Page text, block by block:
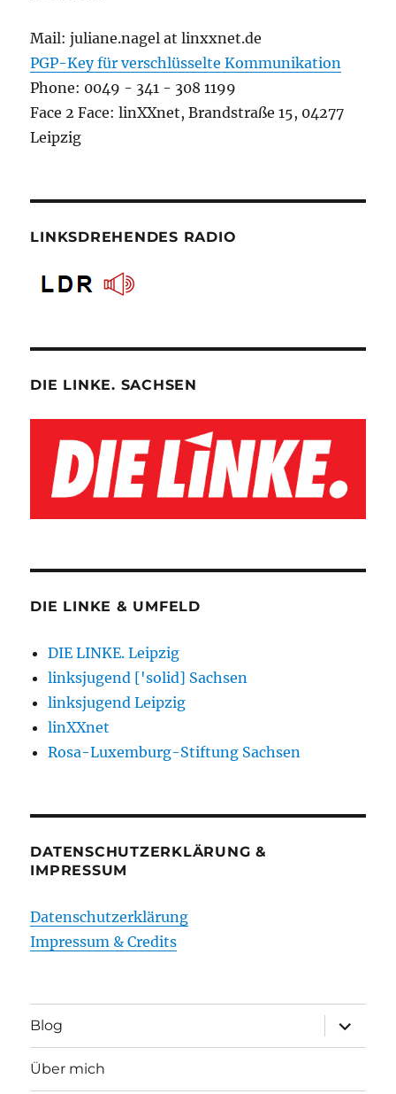
Mail: juliane.nagel at linxxnet.de
PGP-Key für verschlüsselte Kommunikation
Phone: 0049 - 341 - 308 1199
Face 2 Face: linXXnet, Brandstraße 15, 04277
Leipzig
LINKSDREHENDES RADIO
DIE LINKE. SACHSEN
DIE LINKE & UMFELD
DIE LINKE. Leipzig
linksjugend ['solid] Sachsen
linksjugend Leipzig
linXXnet
Rosa-Luxemburg-Stiftung Sachsen
DATENSCHUTZERKLÄRUNG &
IMPRESSUM
Datenschutzerklärung
Impressum & Credits
Blog
öffnen
Über mich